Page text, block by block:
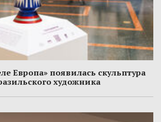
Европа» появилась скульптура
художника